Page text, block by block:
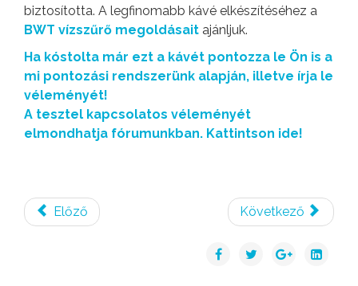
biztosította. A legfinomabb kávé elkészítéséhez a
BWT vízszűrő megoldásait ajánljuk.
Ha kóstolta már ezt a kávét pontozza le Ön is a
mi pontozási rendszerünk alapján, illetve írja le
véleményét!
A tesztel kapcsolatos véleményét
elmondhatja fórumunkban. Kattintson ide!
Előző Következő